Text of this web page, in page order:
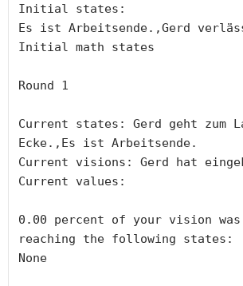
Initial states:
Es ist Arbeitsende.,Gerd
Initial math states
Round 1
Current states: Gerd geht zum
Ecke.,Es ist Arbeitsende.
Current visions: Gerd hat
Current values:
0.00 percent of your vision was
reaching the following states:
None